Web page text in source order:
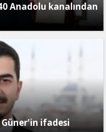
Anadolu kanalından
Güner'in ifadesi